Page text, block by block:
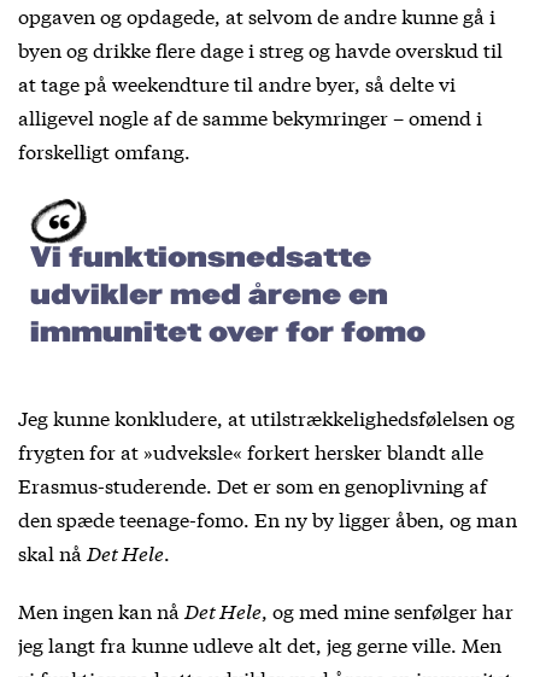
opgaven og opdagede, at selvom de andre kunne gå i
byen og drikke flere dage i streg og havde overskud til
at tage på weekendture til andre byer, så delte vi
alligevel nogle af de samme bekymringer – omend i
forskelligt omfang.
Vi funktionsnedsatte
udvikler med årene en
immunitet over for fomo
Jeg kunne konkludere, at utilstrækkelighedsfølelsen og
frygten for at »udveksle« forkert hersker blandt alle
Erasmus-studerende. Det er som en genoplivning af
den spæde teenage-fomo. En ny by ligger åben, og man
skal nå Det Hele.
Men ingen kan nå Det Hele, og med mine senfølger har
jeg langt fra kunne udleve alt det, jeg gerne ville. Men